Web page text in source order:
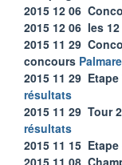
2015 12 06
2015 12 06 les
2015 11 29
concours
2015 11 29
résultats
2015 11 29 Tour
résultats
2015 11 15
2015 11 08